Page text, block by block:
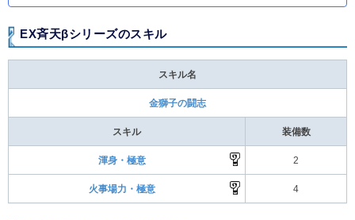
EX斉天βシリーズのスキル
スキル名
金獅子の闘志
スキル 装備数
渾身・極意 2
火事場力・極意 4